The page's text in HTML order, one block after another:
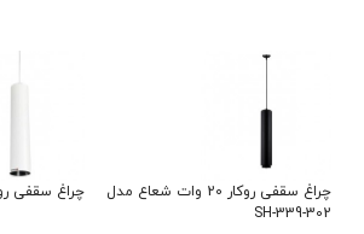
چراغ سقفی روکار 20 وات شعاع مدل
SH-339-302
چراغ سقفی روکار 18 وات